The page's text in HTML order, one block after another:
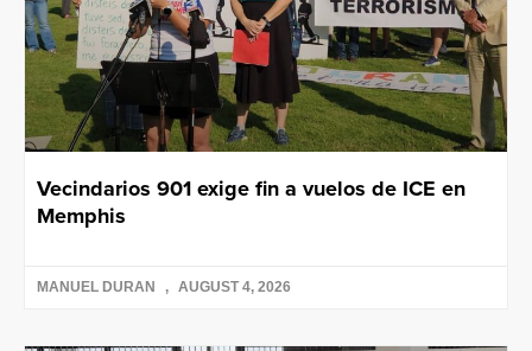
Vecindarios 901 exige fin a vuelos de ICE en
Memphis
MANUEL DURAN AUGUST 4, 2026